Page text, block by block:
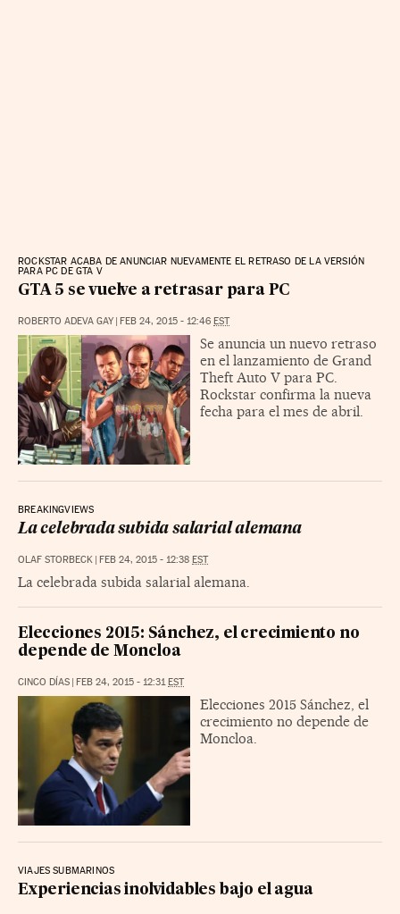
ROCKSTAR ACABA DE ANUNCIAR NUEVAMENTE EL RETRASO DE LA VERSIÓN
PARA PC DE GTA V
GTA 5 se vuelve a retrasar para PC
ROBERTO ADEVA GAY FEB 24, 2015 - 12:46 EST
Se anuncia un nuevo retraso
en el lanzamiento de Grand
Theft Auto V para PC.
Rockstar confirma la nueva
fecha para el mes de abril.
BREAKINGVIEWS
La celebrada subida salarial alemana
OLAF STORBECK FEB 24, 2015 - 12:38 EST
La celebrada subida salarial alemana.
Elecciones 2015: Sánchez, el crecimiento no
depende de Moncloa
CINCO DÍAS FEB 24, 2015 - 12:31 EST
Elecciones 2015 Sánchez, el
crecimiento no depende de
Moncloa.
VIAJES SUBMARINOS
Experiencias inolvidables bajo el agua